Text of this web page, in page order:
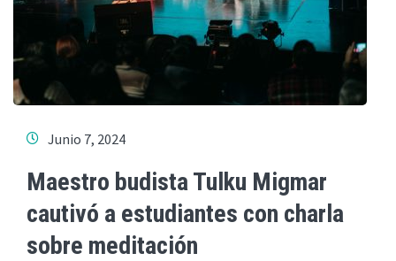
Junio 7, 2024
Maestro budista Tulku Migmar
cautivó a estudiantes con charla
sobre meditación